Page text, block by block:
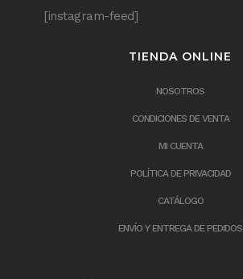
[instagram-feed]
TIENDA ONLINE
NOSOTROS
CONDICIONES DE VENTA
MI CUENTA
POLÍTICA DE PRIVACIDAD
CATÁLOGO
ENVÍO Y ENTREGA DE PEDIDOS